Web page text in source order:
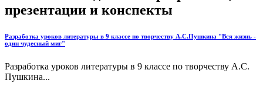
презентации и конспекты
Разработка уроков литературы в 9 классе по творчеству А.С.Пушкина "Вся жизнь -
один чудесный миг"
Разработка уроков литературы в 9 классе по творчеству А.С.
Пушкина...